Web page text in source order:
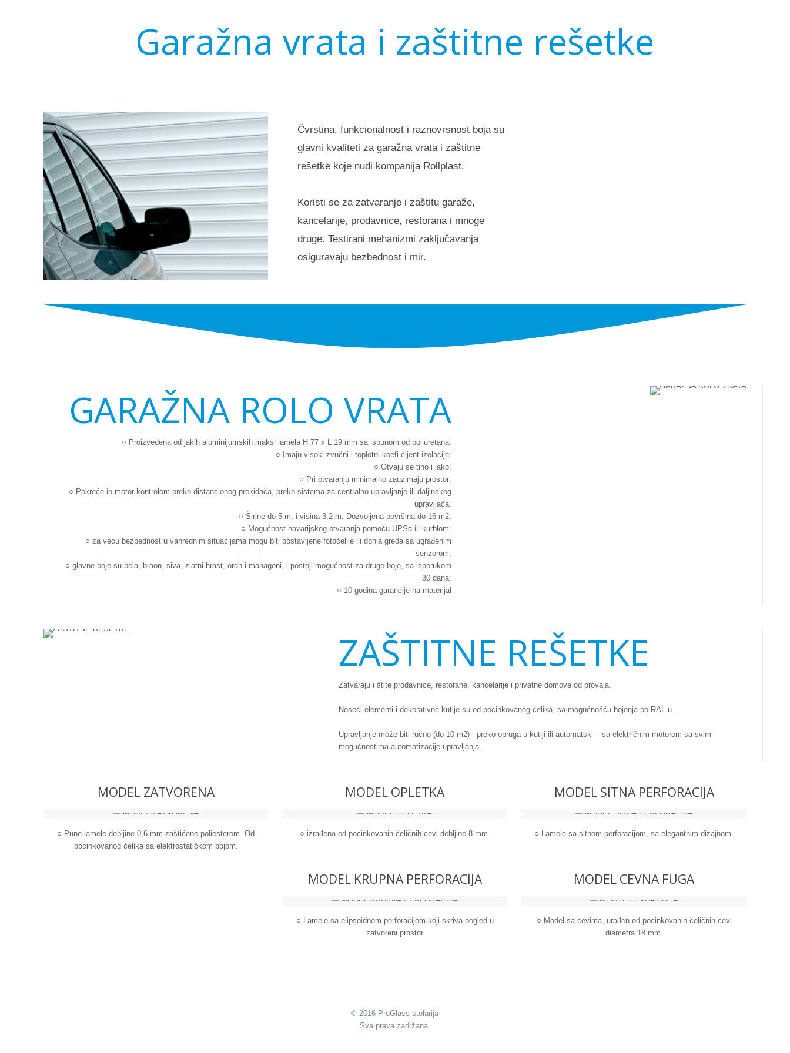
Garažna vrata i zaštitne rešetke
Čvrstina, funkcionalnost i raznovrsnost boja su
glavni kvaliteti za garažna vrata i zaštitne
rešetke koje nudi kompanija Rollplast.
Koristi se za zatvaranje i zaštitu garaže,
kancelarije, prodavnice, restorana i mnoge
druge. Testirani mehanizmi zaključavanja
osiguravaju bezbednost i mir.
GARAŽNA ROLO VRATA
○ Proizvedena od jakih aluminijumskih maksi lamela H 77 x L 19 mm sa ispunom od poliuretana;
○ Imaju visoki zvučni i toplotni koefi cijent izolacije;
○ Otvaju se tiho i lako;
○ Pri otvaranju minimalno zauzimaju prostor;
○ Pokreće ih motor kontrolom preko distancionog prekidača, preko sistema za centralno upravljanje ili daljinskog
upravljača;
○ Širine do 5 m, i visina 3,2 m. Dozvoljena površina do 16 m2;
○ Mogućnost havarijskog otvaranja pomoću UPSa ili kurblom;
○ za veću bezbednost u vanrednim situacijama mogu biti postavljene fotoćelije ili donja greda sa ugrađenim
senzorom;
○ glavne boje su bela, braon, siva, zlatni hrast, orah i mahagoni, i postoji mogućnost za druge boje, sa isporukom
30 dana;
○ 10 godina garancije na materijal
ZAŠTITNE REŠETKE
Zatvaraju i štite prodavnice, restorane, kancelarije i privatne domove od provala.
Noseći elementi i dekorativne kutije su od pocinkovanog čelika, sa mogućnošću bojenja po RAL-u.
Upravljanje može biti ručno (do 10 m2) - preko opruga u kutiji ili automatski – sa električnim motorom sa svim
mogućnostima automatizacije upravljanja.
MODEL ZATVORENA
○ Pune lamele debljine 0,6 mm zaštićene poliesterom. Od
pocinkovanog čelika sa elektrostatičkom bojom.
MODEL OPLETKA
○ izrađena od pocinkovanih čeličnih cevi debljine 8 mm.
MODEL SITNA PERFORACIJA
○ Lamele sa sitnom perforacijom, sa elegantnim dizajnom.
MODEL KRUPNA PERFORACIJA
○ Lamele sa elipsoidnom perforacijom koji skriva pogled u
zatvoreni prostor
MODEL CEVNA FUGA
○ Model sa cevima, urađen od pocinkovanih čeličnih cevi
diametra 18 mm.
© 2016 ProGlass stolarija
Sva prava zadržana.